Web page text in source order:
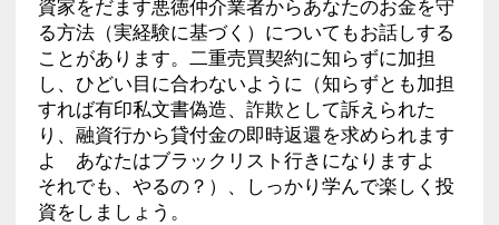
資家をだます悪徳仲介業者からあなたのお金を守
る方法（実経験に基づく）についてもお話しする
ことがあります。二重売買契約に知らずに加担
し、ひどい目に合わないように（知らずとも加担
すれば有印私文書偽造、詐欺として訴えられた
り、融資行から貸付金の即時返還を求められます
よ あなたはブラックリスト行きになりますよ
それでも、やるの？）、しっかり学んで楽しく投
資をしましょう。